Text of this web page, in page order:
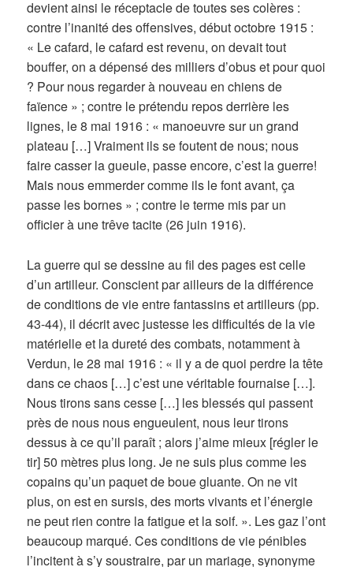
devient ainsi le réceptacle de toutes ses colères :
contre l’inanité des offensives, début octobre 1915 :
« Le cafard, le cafard est revenu, on devait tout
bouffer, on a dépensé des milliers d’obus et pour quoi
? Pour nous regarder à nouveau en chiens de
faïence » ; contre le prétendu repos derrière les
lignes, le 8 mai 1916 : « manoeuvre sur un grand
plateau […] Vraiment ils se foutent de nous; nous
faire casser la gueule, passe encore, c’est la guerre!
Mais nous emmerder comme ils le font avant, ça
passe les bornes » ; contre le terme mis par un
officier à une trêve tacite (26 juin 1916).
La guerre qui se dessine au fil des pages est celle
d’un artilleur. Conscient par ailleurs de la différence
de conditions de vie entre fantassins et artilleurs (pp.
43-44), il décrit avec justesse les difficultés de la vie
matérielle et la dureté des combats, notamment à
Verdun, le 28 mai 1916 : « il y a de quoi perdre la tête
dans ce chaos […] c’est une véritable fournaise […].
Nous tirons sans cesse […] les blessés qui passent
près de nous nous engueulent, nous leur tirons
dessus à ce qu’il paraît ; alors j’aime mieux [régler le
tir] 50 mètres plus long. Je ne suis plus comme les
copains qu’un paquet de boue gluante. On ne vit
plus, on est en sursis, des morts vivants et l’énergie
ne peut rien contre la fatigue et la soif. ». Les gaz l’ont
beaucoup marqué. Ces conditions de vie pénibles
l’incitent à s’y soustraire, par un mariage, synonyme